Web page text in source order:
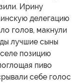
Ирину
делегацию
голов, макнули
лучшие сыны
позицию
пиво
себе голос